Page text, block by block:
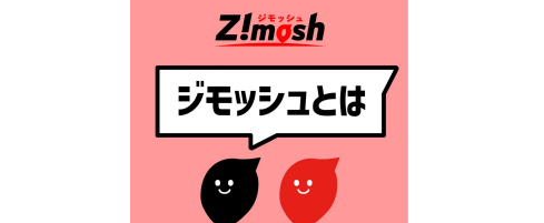
（令和８年４月１日施行）
格改定
2026年6月23日 公告一覧（市
内業者対象）を更新しまし
2026年6月23日 （一財）豊前